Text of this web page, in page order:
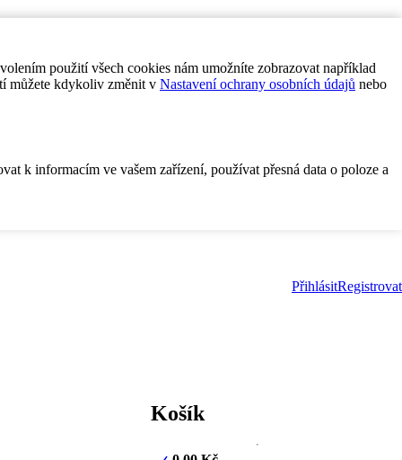
použití všech cookies nám umožníte zobrazovat například
můžete kdykoliv změnit v Nastavení ochrany osobních údajů nebo
k informacím ve vašem zařízení, používat přesná data o poloze a
PřihlásitRegistrovat
Košík